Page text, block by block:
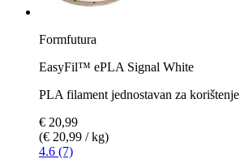
Formfutura
EasyFil™ ePLA Signal White
PLA filament jednostavan za korištenje
€ 20,99
(€ 20,99 / kg)
4.6 (7)